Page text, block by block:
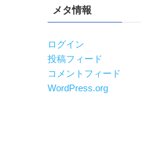
メタ情報
ログイン
投稿フィード
コメントフィード
WordPress.org